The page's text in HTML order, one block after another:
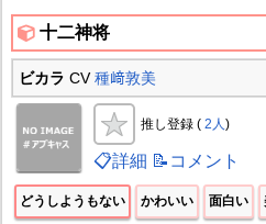
十二神将
ビカラ CV種﨑敦美
推し登録 ( 2人)
📋詳細 📝コメント
どうしようもない かわいい 面白い